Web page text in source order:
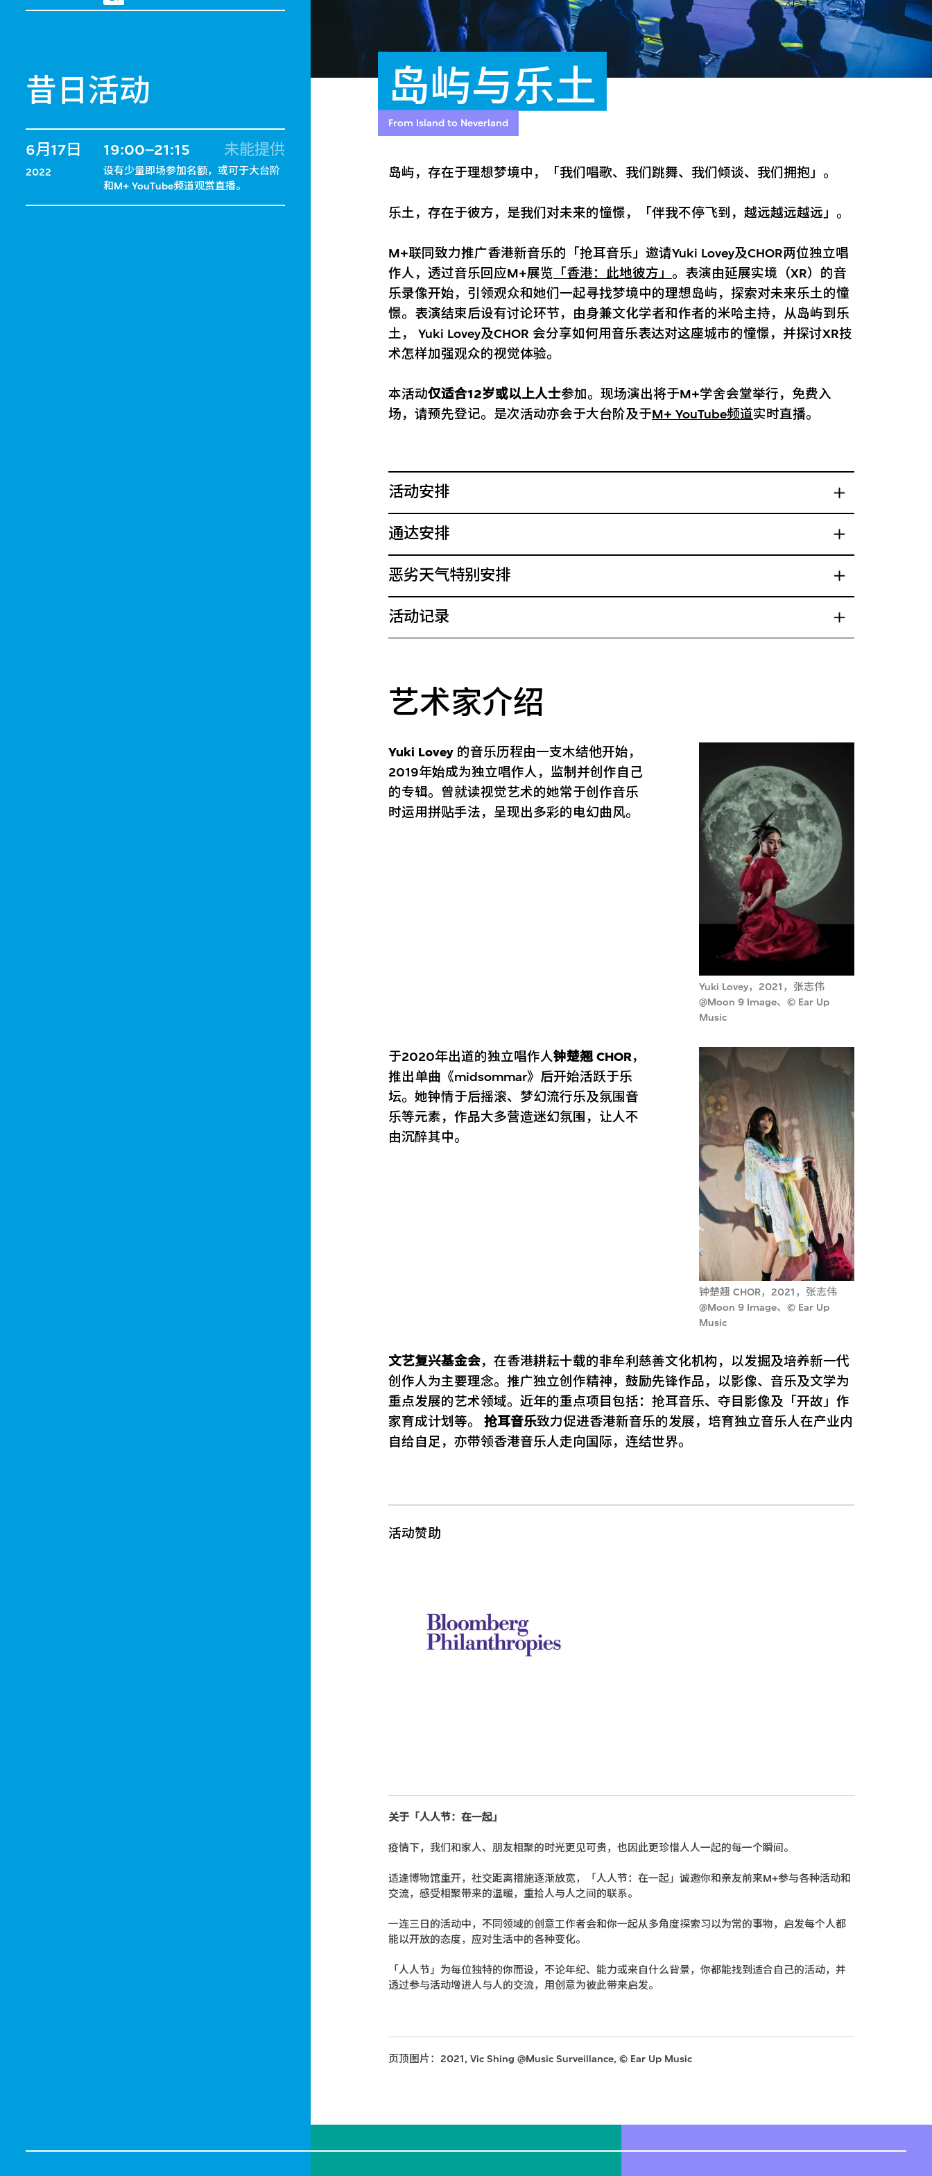
昔日活动
6月17日
2022
19:00–21:15 未能提供
设有少量即场参加名额，或可于大台阶
和M+ YouTube频道观赏直播。
岛屿与乐土
From Island to Neverland
岛屿，存在于理想梦境中，「我们唱歌、我们跳舞、我们倾谈、我们拥抱」。
乐土，存在于彼方，是我们对未来的憧憬，「伴我不停飞到，越远越远越远」。
M+联同致力推广香港新音乐的「抢耳音乐」邀请Yuki Lovey及CHOR两位独立唱
作人，透过音乐回应M+展览 「香港：此地彼方」 。表演由延展实境（XR）的音
乐录像开始，引领观众和她们一起寻找梦境中的理想岛屿，探索对未来乐土的憧
憬。表演结束后设有讨论环节，由身兼文化学者和作者的米哈主持，从岛屿到乐
土， Yuki Lovey及CHOR 会分享如何用音乐表达对这座城市的憧憬，并探讨XR技
术怎样加强观众的视觉体验。
本活动仅适合12岁或以上人士参加。现场演出将于M+学舍会堂举行，免费入
场，请预先登记。是次活动亦会于大台阶及于M+ YouTube频道实时直播。
活动安排
通达安排
恶劣天气特别安排
活动记录
艺术家介绍
Yuki Lovey 的音乐历程由一支木结他开始，
2019年始成为独立唱作人，监制并创作自己
的专辑。曾就读视觉艺术的她常于创作音乐
时运用拼贴手法，呈现出多彩的电幻曲风。
Yuki Lovey，2021，张志伟
@Moon 9 Image、© Ear Up
Music
于2020年出道的独立唱作人钟楚翘 CHOR，
推出单曲《midsommar》后开始活跃于乐
坛。她钟情于后摇滚、梦幻流行乐及氛围音
乐等元素，作品大多营造迷幻氛围，让人不
由沉醉其中。
钟楚翘 CHOR，2021，张志伟
@Moon 9 Image、© Ear Up
Music
文艺复兴基金会，在香港耕耘十载的非牟利慈善文化机构，以发掘及培养新一代
创作人为主要理念。推广独立创作精神，鼓励先锋作品，以影像、音乐及文学为
重点发展的艺术领域。近年的重点项目包括：抢耳音乐、夺目影像及「开故」作
家育成计划等。 抢耳音乐致力促进香港新音乐的发展，培育独立音乐人在产业内
自给自足，亦带领香港音乐人走向国际，连结世界。
活动赞助
关于「人人节：在一起」
疫情下，我们和家人、朋友相聚的时光更见可贵，也因此更珍惜人人一起的每一个瞬间。
适逢博物馆重开，社交距离措施逐渐放宽，「人人节：在一起」诚邀你和亲友前来M+参与各种活动和
交流，感受相聚带来的温暖，重拾人与人之间的联系。
一连三日的活动中，不同领域的创意工作者会和你一起从多角度探索习以为常的事物，启发每个人都
能以开放的态度，应对生活中的各种变化。
「人人节」为每位独特的你而设，不论年纪、能力或来自什么背景，你都能找到适合自己的活动，并
透过参与活动增进人与人的交流，用创意为彼此带来启发。
页顶图片：2021, Vic Shing @Music Surveillance, © Ear Up Music